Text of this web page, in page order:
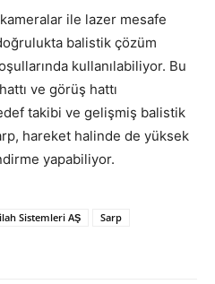
ile lazer mesafe
balistik çözüm
kullanılabiliyor. Bu
ve görüş hattı
takibi ve gelişmiş balistik
hareket halinde de yüksek
yapabiliyor.
Sistemleri AŞ
Sarp